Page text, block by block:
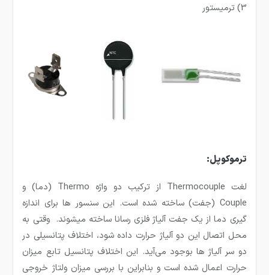
3) ترمیستور
ترموکوپل:
لغت Thermocouple از ترکیب دو واژه Thermo (دما) و
Couple (جفت) ساخته شده است. این سنسور ها برای اندازه
گیری دما از یک جفت آلیاژ فلزی رسانا ساخته میشوند. وقتی به
محل اتصال این دو آلیاژ حرارت داده شود، اختلاف پتانسیلی در
دو سر آلیاژ ها بوجود می‌آید. این اختلاف پتانسیل تابع میزان
حرارت اعمال شده‌ است و بنابراین با بررسی میزان ولتاژ خروجی